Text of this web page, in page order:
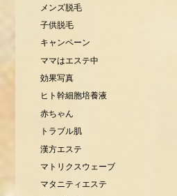
メンズ脱毛
子供脱毛
キャンペーン
ママはエステ中
効果写真
ヒト幹細胞培養液
赤ちゃん
トラブル肌
漢方エステ
マトリクスウェーブ
マタニティエステ